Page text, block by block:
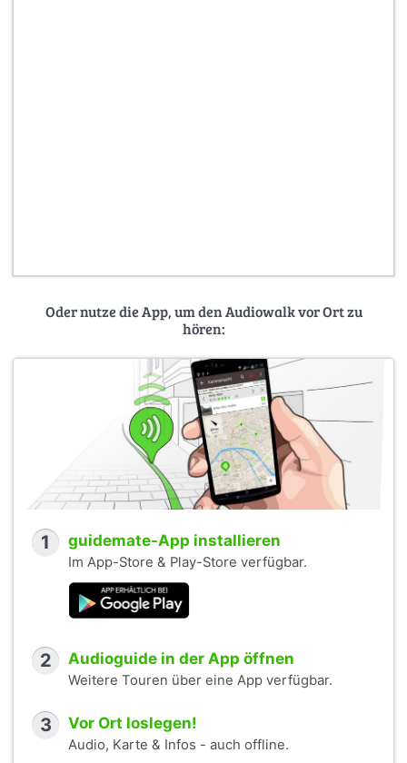
Oder nutze die App, um den Audiowalk vor Ort zu
hören:
1 guidemate-App installieren
Im App-Store & Play-Store verfügbar.
2 Audioguide in der App öffnen
Weitere Touren über eine App verfügbar.
3 Vor Ort loslegen!
Audio, Karte & Infos - auch offline.